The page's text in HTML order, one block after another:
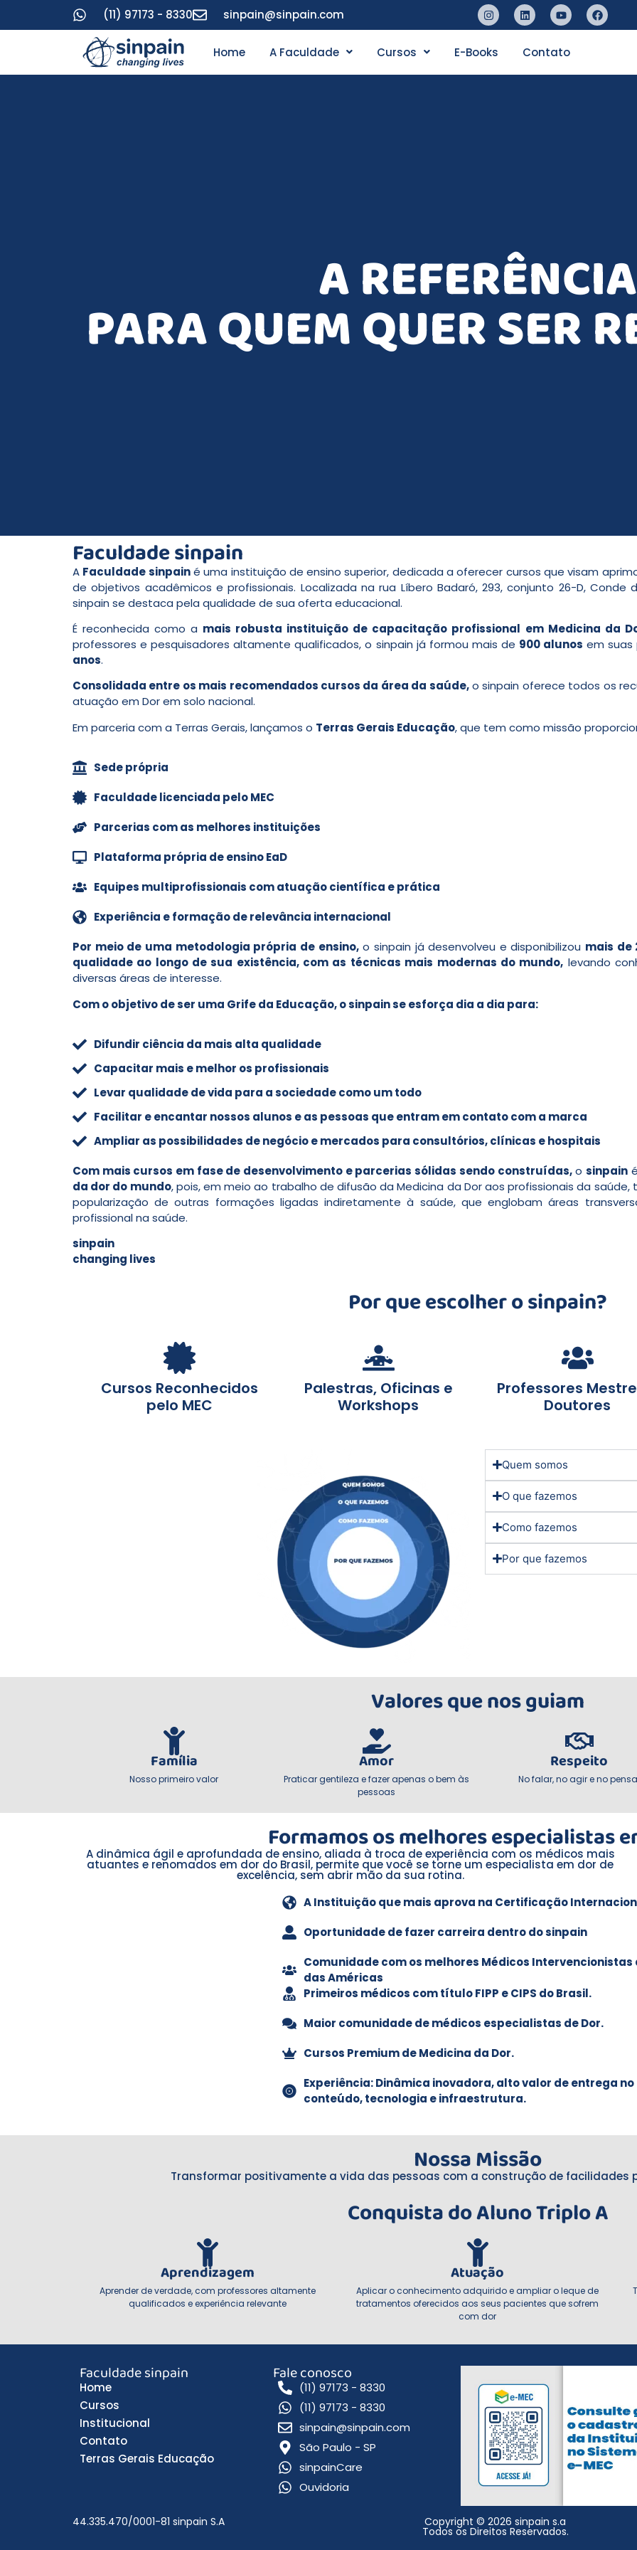
(11) 97173 - 8330 sinpain@sinpain.com
Home A Faculdade Cursos E-Books Contato
A REFERÊNCIA
PARA QUEM QUER SER
Faculdade sinpain
A Faculdade sinpainé uma instituição de ensino superior, dedicada a oferecer cursos que visam
de objetivos acadêmicos e profissionais. Localizada na rua Líbero Badaró, 293, conjunto 26-D, Conde
sinpain se destaca pela qualidade de sua oferta educacional.
É reconhecida como a mais robusta instituição de capacitação profissional em Medicina da
professores e pesquisadores altamente qualificados, o sinpain já formou mais de 900 alunos em suas
anos.
Consolidada entre os mais recomendados cursos da área da saúde,o sinpain oferece todos os
atuação em Dor em solo nacional.
Em parceria com a Terras Gerais, lançamos o Terras Gerais Educação, que tem como missão
Sede própria
Faculdade licenciada pelo MEC
Parcerias com as melhores instituições
Plataforma própria de ensino EaD
Equipes multiprofissionais com atuação científica e prática
Experiência e formação de relevância internacional
Por meio de uma metodologia própria de ensino,o sinpain já desenvolveu e disponibilizou mais de
qualidade ao longo de sua existência, com as técnicas mais modernas do mundo, levando
diversas áreas de interesse.
Com o objetivo de ser uma Grife da Educação, o sinpain se esforça dia a dia para:
Difundir ciência da mais alta qualidade
Capacitar mais e melhor os profissionais
Levar qualidade de vida para a sociedade como um todo
Facilitar e encantar nossos alunos e as pessoas que entram em contato com a marca
Ampliar as possibilidades de negócio e mercados para consultórios, clínicas e hospitais
Com mais cursos em fase de desenvolvimento e parcerias sólidas sendo construídas,o sinpain
da dor do mundo, pois, em meio ao trabalho de difusão da Medicina da Dor aos profissionais da
popularização de outras formações ligadas indiretamente à saúde, que englobam áreas
profissional na saúde.
sinpain
changing lives
Por que escolher o sinpain?
Cursos Reconhecidos
pelo MEC
Palestras, Oficinas e
Workshops
Professores
Doutores
Quem somos
O que fazemos
Como fazemos
Por que fazemos
Valores que nos guiam
Família
Nosso primeiro valor
Amor
Praticar gentileza e fazer apenas o bem às
pessoas
Respeito
No falar, no agir e no
Formamos os melhores especialistas
A dinâmica ágil e aprofundada de ensino, aliada à troca de experiência com os médicos mais
atuantes e renomados em dor do Brasil, permite que você se torne um especialista em dor de
excelência, sem abrir mão da sua rotina.
A Instituição que mais aprova na Certificação
Oportunidade de fazer carreira dentro do sinpain
Comunidade com os melhores Médicos Intervencionistas
das Américas
Primeiros médicos com título FIPP e CIPS do Brasil.
Maior comunidade de médicos especialistas de Dor.
Cursos Premium de Medicina da Dor.
Experiência: Dinâmica inovadora, alto valor de entrega no
conteúdo, tecnologia e infraestrutura.
Nossa Missão
Transformar positivamente a vida das pessoas com a construção de facilidades
Conquista do Aluno Triplo A
Aprendizagem
Aprender de verdade, com professores altamente
qualificados e experiência relevante
Atuação
Aplicar o conhecimento adquirido e ampliar o leque de
tratamentos oferecidos aos seus pacientes que sofrem
com dor
Faculdade sinpain
Home
Cursos
Institucional
Contato
Terras Gerais Educação
Fale conosco
(11) 97173 - 8330
(11) 97173 - 8330
sinpain@sinpain.com
São Paulo - SP
sinpainCare
Ouvidoria
44.335.470/0001-81 sinpain S.A Copyright © 2026 sinpain s.a
Todos os Direitos Reservados.